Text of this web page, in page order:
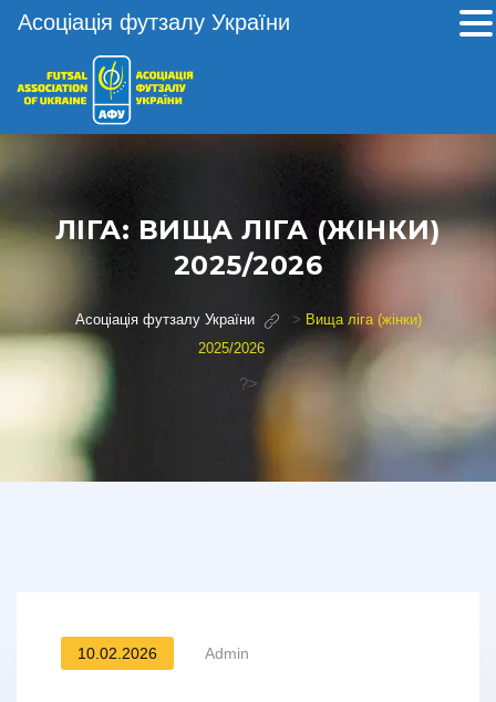
ЛІГА: ВИЩА ЛІГА (ЖІНКИ)
2025/2026
Асоціація футзалу України > Вища ліга (жінки)
2025/2026
?>
10.02.2026 Admin
Асоціація футзалу України